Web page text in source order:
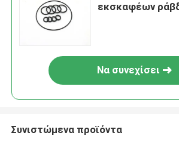
εκσκαφέων
Να συνεχίσει
Συνιστώμενα προϊόντα